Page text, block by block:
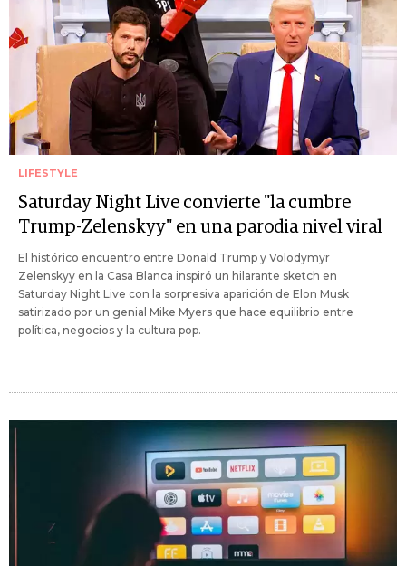
LIFESTYLE
Saturday Night Live convierte "la cumbre
Trump-Zelenskyy" en una parodia nivel viral
El histórico encuentro entre Donald Trump y Volodymyr
Zelenskyy en la Casa Blanca inspiró un hilarante sketch en
Saturday Night Live con la sorpresiva aparición de Elon Musk
satirizado por un genial Mike Myers que hace equilibrio entre
política, negocios y la cultura pop.